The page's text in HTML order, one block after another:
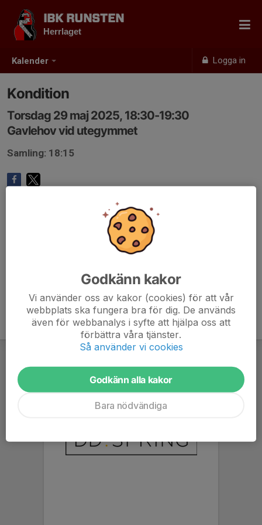
Kalender Logga in
IBK RUNSTEN
Herrlaget
Kondition
Torsdag 29 maj 2025, 18:30-19:30
Gavlehov vid utegymmet
Samling: 18:15
Godkänn kakor
Vi använder oss av kakor (cookies) för att vår
webbplats ska fungera bra för dig. De används
även för webbanalys i syfte att hjälpa oss att
förbättra våra tjänster.
Så använder vi cookies
Godkänn alla kakor
Bara nödvändiga